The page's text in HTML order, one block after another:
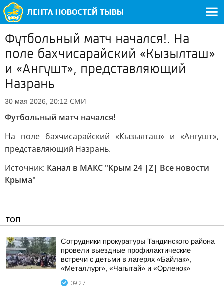
Футбольный матч начался!. На
поле бахчисарайский «Кызылташ»
и «Ангушт», представляющий
Назрань
30 мая 2026, 20:12 СМИ
Футбольный матч начался!
На поле бахчисарайский «Кызылташ» и «Ангушт»,
представляющий Назрань.
Источник: Канал в МАКС "Крым 24 |Z| Все новости
Крыма"
ТОП
Сотрудники прокуратуры Тандинского района
провели выездные профилактические
встречи с детьми в лагерях «Байлак»,
«Металлург», «Чагытай» и «Орленок»
09:27